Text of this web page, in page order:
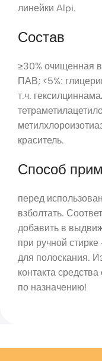
линейки Alpi.
Состав
≥30% очищенная
ПАВ; <5%:
т.ч.
краситель.
Способ
перед
взболтать.
добавить в
при ручной
для полоскания.
контакта
по назначению!